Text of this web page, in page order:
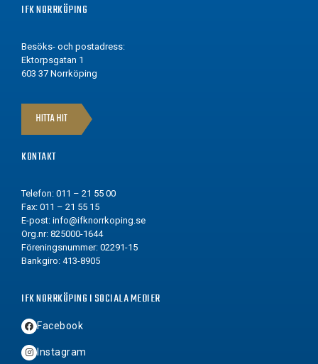
IFK NORRKÖPING
Besöks- och postadress:
Ektorpsgatan 1
603 37 Norrköping
HITTA HIT
KONTAKT
Telefon: 011 – 21 55 00
Fax: 011 – 21 55 15
E-post: info@ifknorrkoping.se
Org.nr: 825000-1644
Föreningsnummer: 02291-15
Bankgiro: 413-8905
IFK NORRKÖPING I SOCIALA MEDIER
Facebook
Instagram